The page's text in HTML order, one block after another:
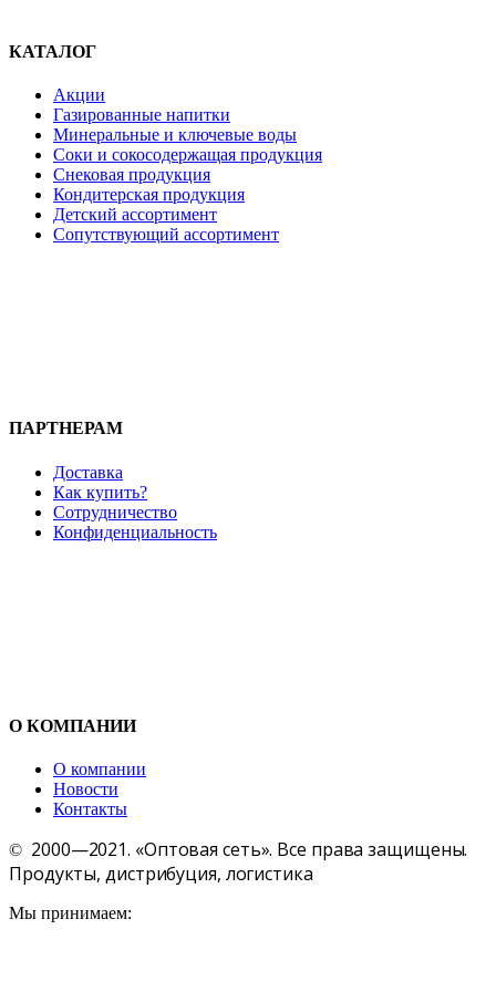
КАТАЛОГ
Акции
Газированные напитки
Минеральные и ключевые воды
Соки и сокосодержащая продукция
Снековая продукция
Кондитерская продукция
Детский ассортимент
Сопутствующий ассортимент
ПАРТНЕРАМ
Доставка
Как купить?
Сотрудничество
Конфиденциальность
О КОМПАНИИ
О компании
Новости
Контакты
© 2000—2021. «Оптовая сеть». Все права защищены.
Продукты, дистрибуция, логистика
Мы принимаем: